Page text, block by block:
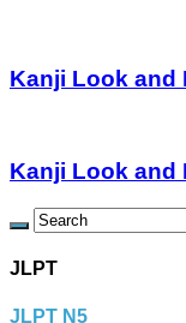
Kanji Look and
Kanji Look and
JLPT
JLPT N5